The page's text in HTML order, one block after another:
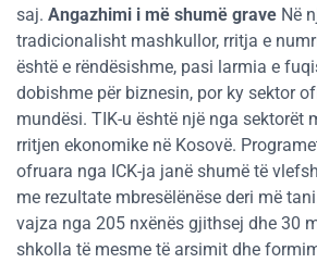
saj. Angazhimi i më shumë grave Në
tradicionalisht mashkullor, rritja e
është e rëndësishme, pasi larmia e
dobishme për biznesin, por ky sektor
mundësi. TIK-u është një nga sektorët
rritjen ekonomike në Kosovë.
ofruara nga ICK-ja janë shumë të
me rezultate mbresëlënëse deri më
vajza nga 205 nxënës gjithsej dhe 30
shkolla të mesme të arsimit dhe